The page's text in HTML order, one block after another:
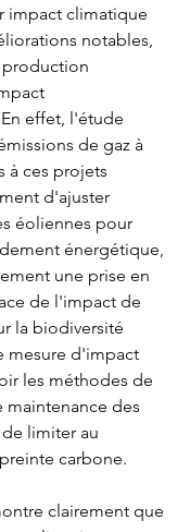
impact climatique
notables,
effet, l'étude
de gaz à
à ces projets
d'ajuster
éoliennes pour
énergétique,
une prise en
de l'impact de
la biodiversité
mesure d'impact
les méthodes de
des
limiter au
carbone.
clairement que